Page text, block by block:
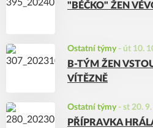
"BÉČKO" ŽEN
Ostatní týmy - út 10.
B-TÝM ŽEN
VÍTĚZNĚ
Ostatní týmy - st 20.
PŘÍPRAVKA